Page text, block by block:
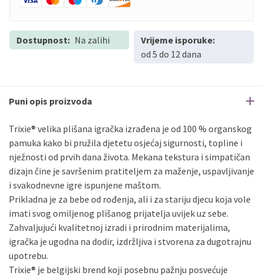
Dostupnost: Na zalihi
Vrijeme isporuke:
od 5 do 12 dana
Puni opis proizvoda
Trixie® velika plišana igračka izrađena je od 100 % organskog
pamuka kako bi pružila djetetu osjećaj sigurnosti, topline i
nježnosti od prvih dana života. Mekana tekstura i simpatičan
dizajn čine je savršenim pratiteljem za maženje, uspavljivanje
i svakodnevne igre ispunjene maštom.
Prikladna je za bebe od rođenja, ali i za stariju djecu koja vole
imati svog omiljenog plišanog prijatelja uvijek uz sebe.
Zahvaljujući kvalitetnoj izradi i prirodnim materijalima,
igračka je ugodna na dodir, izdržljiva i stvorena za dugotrajnu
upotrebu.
Trixie® je belgijski brend koji posebnu pažnju posvećuje